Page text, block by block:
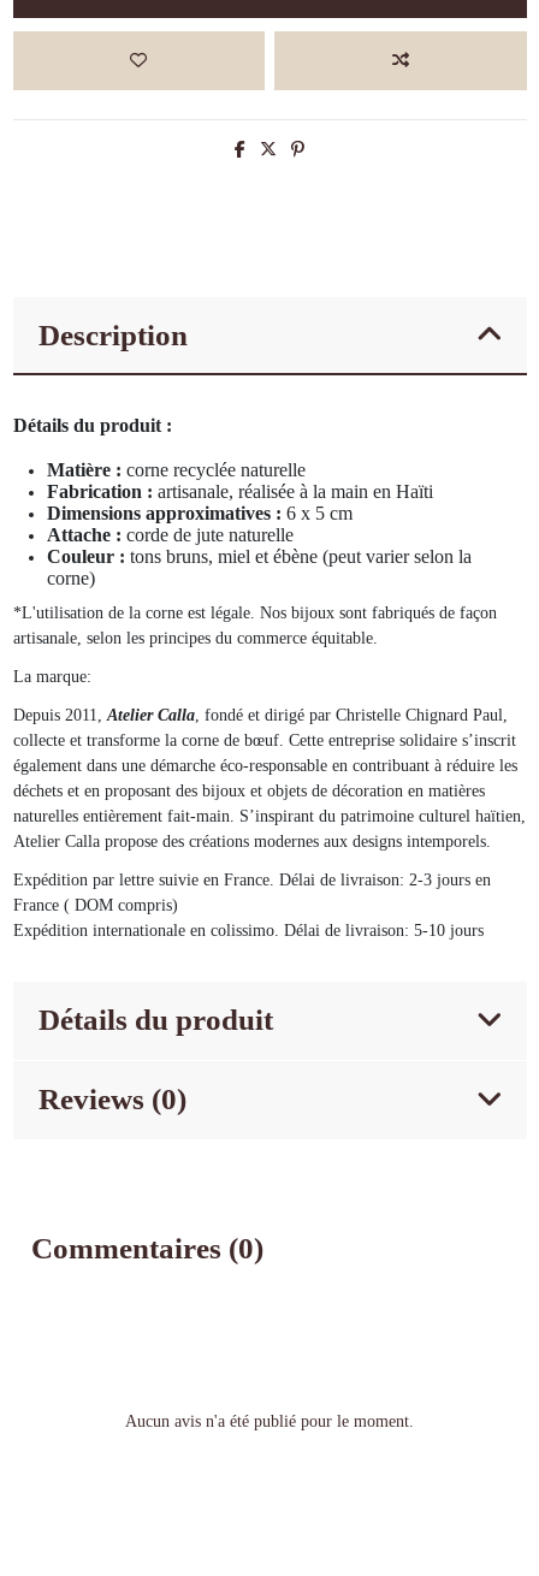
Description
Détails du produit :
Matière : corne recyclée naturelle
Fabrication : artisanale, réalisée à la main en Haïti
Dimensions approximatives : 6 x 5 cm
Attache : corde de jute naturelle
Couleur : tons bruns, miel et ébène (peut varier selon la
corne)
*L'utilisation de la corne est légale. Nos bijoux sont fabriqués de façon
artisanale, selon les principes du commerce équitable.
La marque:
Depuis 2011,Atelier Calla, fondé et dirigé par Christelle Chignard Paul,
collecte et transforme la corne de bœuf. Cette entreprise solidaire s’inscrit
également dans une démarche éco-responsable en contribuant à réduire les
déchets et en proposant des bijoux et objets de décoration en matières
naturelles entièrement fait-main. S’inspirant du patrimoine culturel haïtien,
Atelier Calla propose des créations modernes aux designs intemporels.
Expédition par lettre suivie en France. Délai de livraison: 2-3 jours en
France ( DOM compris)
Expédition internationale en colissimo. Délai de livraison: 5-10 jours
Détails du produit
Reviews (0)
Commentaires (0)
Aucun avis n'a été publié pour le moment.